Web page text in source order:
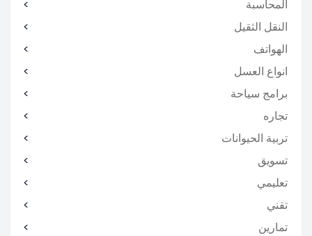
المحاسبة
النقل الثقيل
الهواتف
انواع العسل
برامج سياحة
تجاره
تربية الحيوانات
تسويق
تعليمي
تقني
تمارين